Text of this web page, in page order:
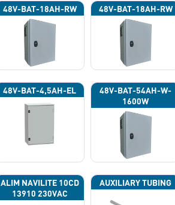
48V-BAT-18AH-RW 48V-BAT-18AH-RW
48V-BAT-4,5AH-EL
48V-BAT-54AH-W-
1600W
ALIM NAVILITE 10CD
13910 230VAC
AUXILIARY TUBING